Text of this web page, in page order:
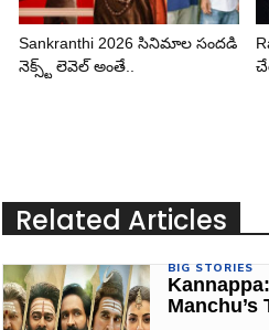
Sankranthi 2026 సినిమాల సందడి
నెక్స్ట్ లెవెల్ అంతే..
Related Articles
BIG STORIES
Manchu’s